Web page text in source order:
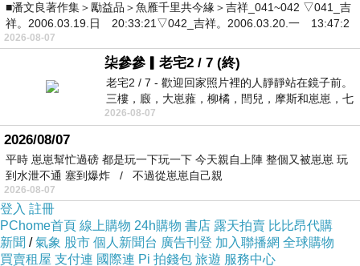
■潘文良著作集＞勵益品＞魚雁千里共今緣＞吉祥_041~042 ▽041_吉
祥。2006.03.19.日 20:33:21▽042_吉祥。2006.03.20.一 13:47:2
2026-08-07
柒參參▎老宅2 / 7 (終)
老宅2 / 7 - 歡迎回家照片裡的人靜靜站在鏡子前。
三樓，廄，大崽蕥，柳橘，閆兒，摩斯和崽崽，七
個人整整齊齊地站在鏡框之外，如同
2026-08-07
2026/08/07
平時 崽崽幫忙過磅 都是玩一下玩一下 今天親自上陣 整個又被崽崽 玩
到水泄不通 塞到爆炸 / 不過從崽崽自己親
2026-08-07
登入 註冊
PChome首頁 線上購物 24h購物 書店 露天拍賣 比比昂代購
新聞 /氣象 股市 個人新聞台 廣告刊登 加入聯播網 全球購物
買賣租屋 支付連 國際連 Pi 拍錢包 旅遊 服務中心